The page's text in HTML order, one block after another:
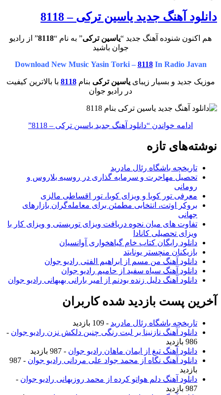
دانلود آهنگ جدید یاسین ترکی – 8118
هم اکنون شنوده آهنگ جدید “یاسین ترکی” به نام “8118” از رادیو
جوان باشید
Download New Music Yasin Torki – 8118In Radio Javan
موزیک جدید و بسیار زیباییاسین ترکی بنام8118 با بالاترین کیفیت
در رادیو جوان
ادامه خواندن “دانلود آهنگ جدید یاسین ترکی – 8118”
نوشته‌های تازه
تاریخچه باشگاه رئال مادرید
تحصیل مهاجرت و سرمایه گذاری در روسیه بلاروس و
رومانی
معرفی تور کوبا و ویزای کوبا، تور اقساطی مالزی
بروکر اوتت، انتخابی مطمئن برای معامله‌گران بازارهای
جهانی
تفاوت های میان نحوه دریافت ویزای توریستی و ویزای کار با
ویزای تحصیلی کانادا
دانلود رایگان کتاب خام گیاهخواری آوانسیان
بازیکنان منچستر یونایتد
دانلود آهنگ من مسم از ابراهیم الفتی رادیو جوان
دانلود آهنگ سیاه سفید از حامیم رادیو جوان
دانلود آهنگ دلیل زنده بودنم از امیر بارانی بهبهانی رادیو جوان
آخرین پست بازدید شده کاربران
تاریخچه باشگاه رئال مادرید - 109 بازدید
دانلود آهنگ نازنینا بر لبت رنگی چنین دلکش نزن رادیو جوان -
986 بازدید
دانلود آهنگ تیغ از ایمان ماهان رادیو جوان - 987 بازدید
دانلود آهنگ نگاه از محمد جواد علی مردانی رادیو جوان
- 987
بازدید
دانلود آهنگ دلم هواتو کرده از محمد روزبهانی رادیو جوان -
987 بازدید